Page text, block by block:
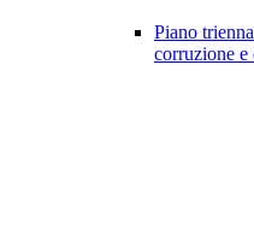
Piano
corruzione e